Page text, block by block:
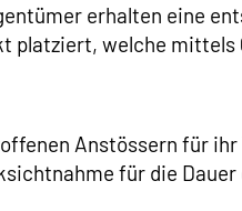
erhalten eine
platziert, welche
Anstössern für
für die